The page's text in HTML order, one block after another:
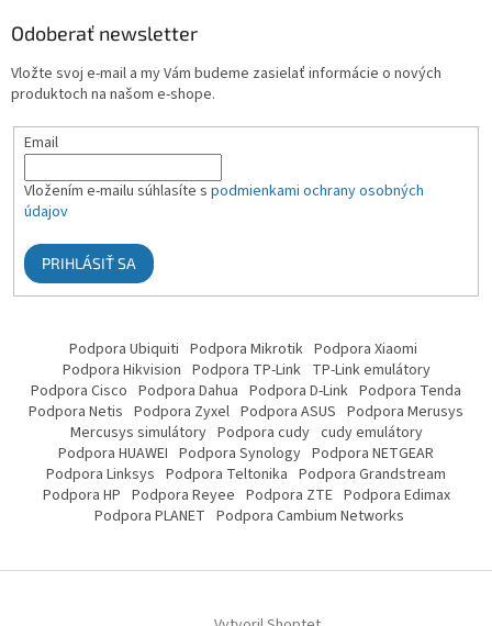
Odoberať newsletter
Vložte svoj e-mail a my Vám budeme zasielať informácie o nových
produktoch na našom e-shope.
Email
Vložením e-mailu súhlasíte s podmienkami ochrany osobných
údajov
PRIHLÁSIŤ SA
Podpora Ubiquiti Podpora Mikrotik Podpora Xiaomi
Podpora Hikvision Podpora TP-Link TP-Link emulátory
Podpora Cisco Podpora Dahua Podpora D-Link Podpora Tenda
Podpora Netis Podpora Zyxel Podpora ASUS Podpora Merusys
Mercusys simulátory Podpora cudy cudy emulátory
Podpora HUAWEI Podpora Synology Podpora NETGEAR
Podpora Linksys Podpora Teltonika Podpora Grandstream
Podpora HP Podpora Reyee Podpora ZTE Podpora Edimax
Podpora PLANET Podpora Cambium Networks